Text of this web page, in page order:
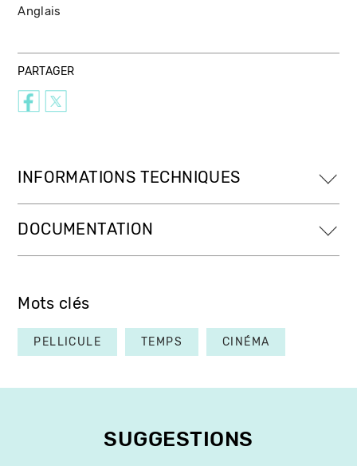
Anglais
PARTAGER
INFORMATIONS TECHNIQUES
DOCUMENTATION
Mots clés
PELLICULE TEMPS CINÉMA
SUGGESTIONS